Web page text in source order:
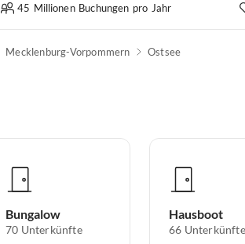
45 Millionen Buchungen pro Jahr
Mecklenburg-Vorpommern Ostsee
Bungalow
70 Unterkünfte
Hausboot
66 Unterkünfte